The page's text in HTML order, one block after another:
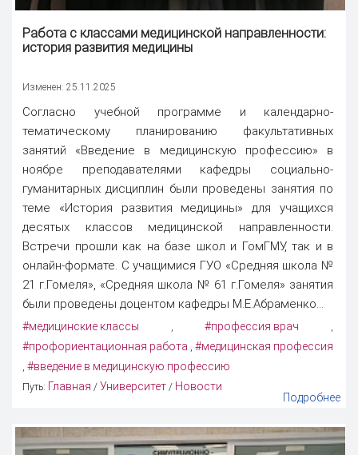
Работа с классами медицинской направленности:
история развития медицины
Изменен: 25.11.2025
Согласно учебной программе и календарно-
тематическому планированию факультативных
занятий «Введение в медицинскую профессию» в
ноябре преподавателями кафедры социально-
гуманитарных дисциплин были проведены занятия по
теме «История развития медицины» для учащихся
десятых классов медицинской направленности.
Встречи прошли как на базе школ и ГомГМУ, так и в
онлайн-формате. С учащимися ГУО «Средняя школа №
21 г.Гомеля», «Средняя школа № 61 г.Гомеля» занятия
были проведены доцентом кафедры М.Е.Абраменко...
#медицинские классы ,#профессия врач ,
#профориентационная работа , #медицинская профессия
, #введение в медицинскую профессию
Путь: Главная / Университет / Новости
Подробнее